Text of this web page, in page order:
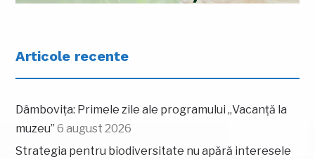
Articole recente
Dâmbovița: Primele zile ale programului „Vacanță la
muzeu” 6 august 2026
Strategia pentru biodiversitate nu apără interesele